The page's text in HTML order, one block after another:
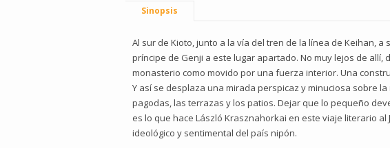
Sinopsis
Al sur de Kioto, junto a la vía del tren de la línea de Keihan,
príncipe de Genji a este lugar apartado. No muy lejos de
monasterio como movido por una fuerza interior. Una
Y así se desplaza una mirada perspicaz y minuciosa sobre
pagodas, las terrazas y los patios. Dejar que lo pequeño
es lo que hace László Krasznahorkai en este viaje literario
ideológico y sentimental del país nipón.